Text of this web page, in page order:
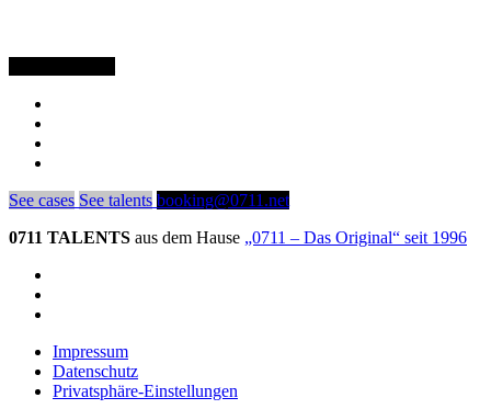
See cases See talents booking@0711.net
0711 TALENTS aus dem Hause „0711 – Das Original“ seit 1996
Impressum
Datenschutz
Privatsphäre-Einstellungen